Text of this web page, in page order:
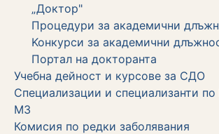
„Доктор"
Процедури за академични
Koнкурси за академични
Портал на докторанта
Учебна дейност и курсове за СДО
Специализации и специализанти по
МЗ
Комисия по редки заболявания